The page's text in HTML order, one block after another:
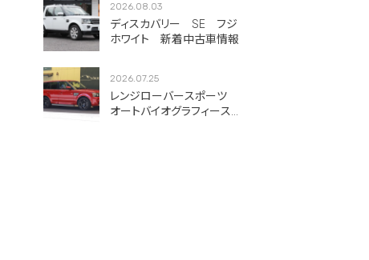
2026.08.03
ディスカバリー SE フジ
ホワイト 新着中古車情報
2026.07.25
レンジローバースポーツ
オートバイオグラフィース